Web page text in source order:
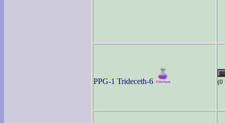
PPG-1 Trideceth-6 (0